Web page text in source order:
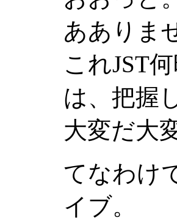
あありま
これJST
は、把握
大変だ大
てなわけ
イブ。